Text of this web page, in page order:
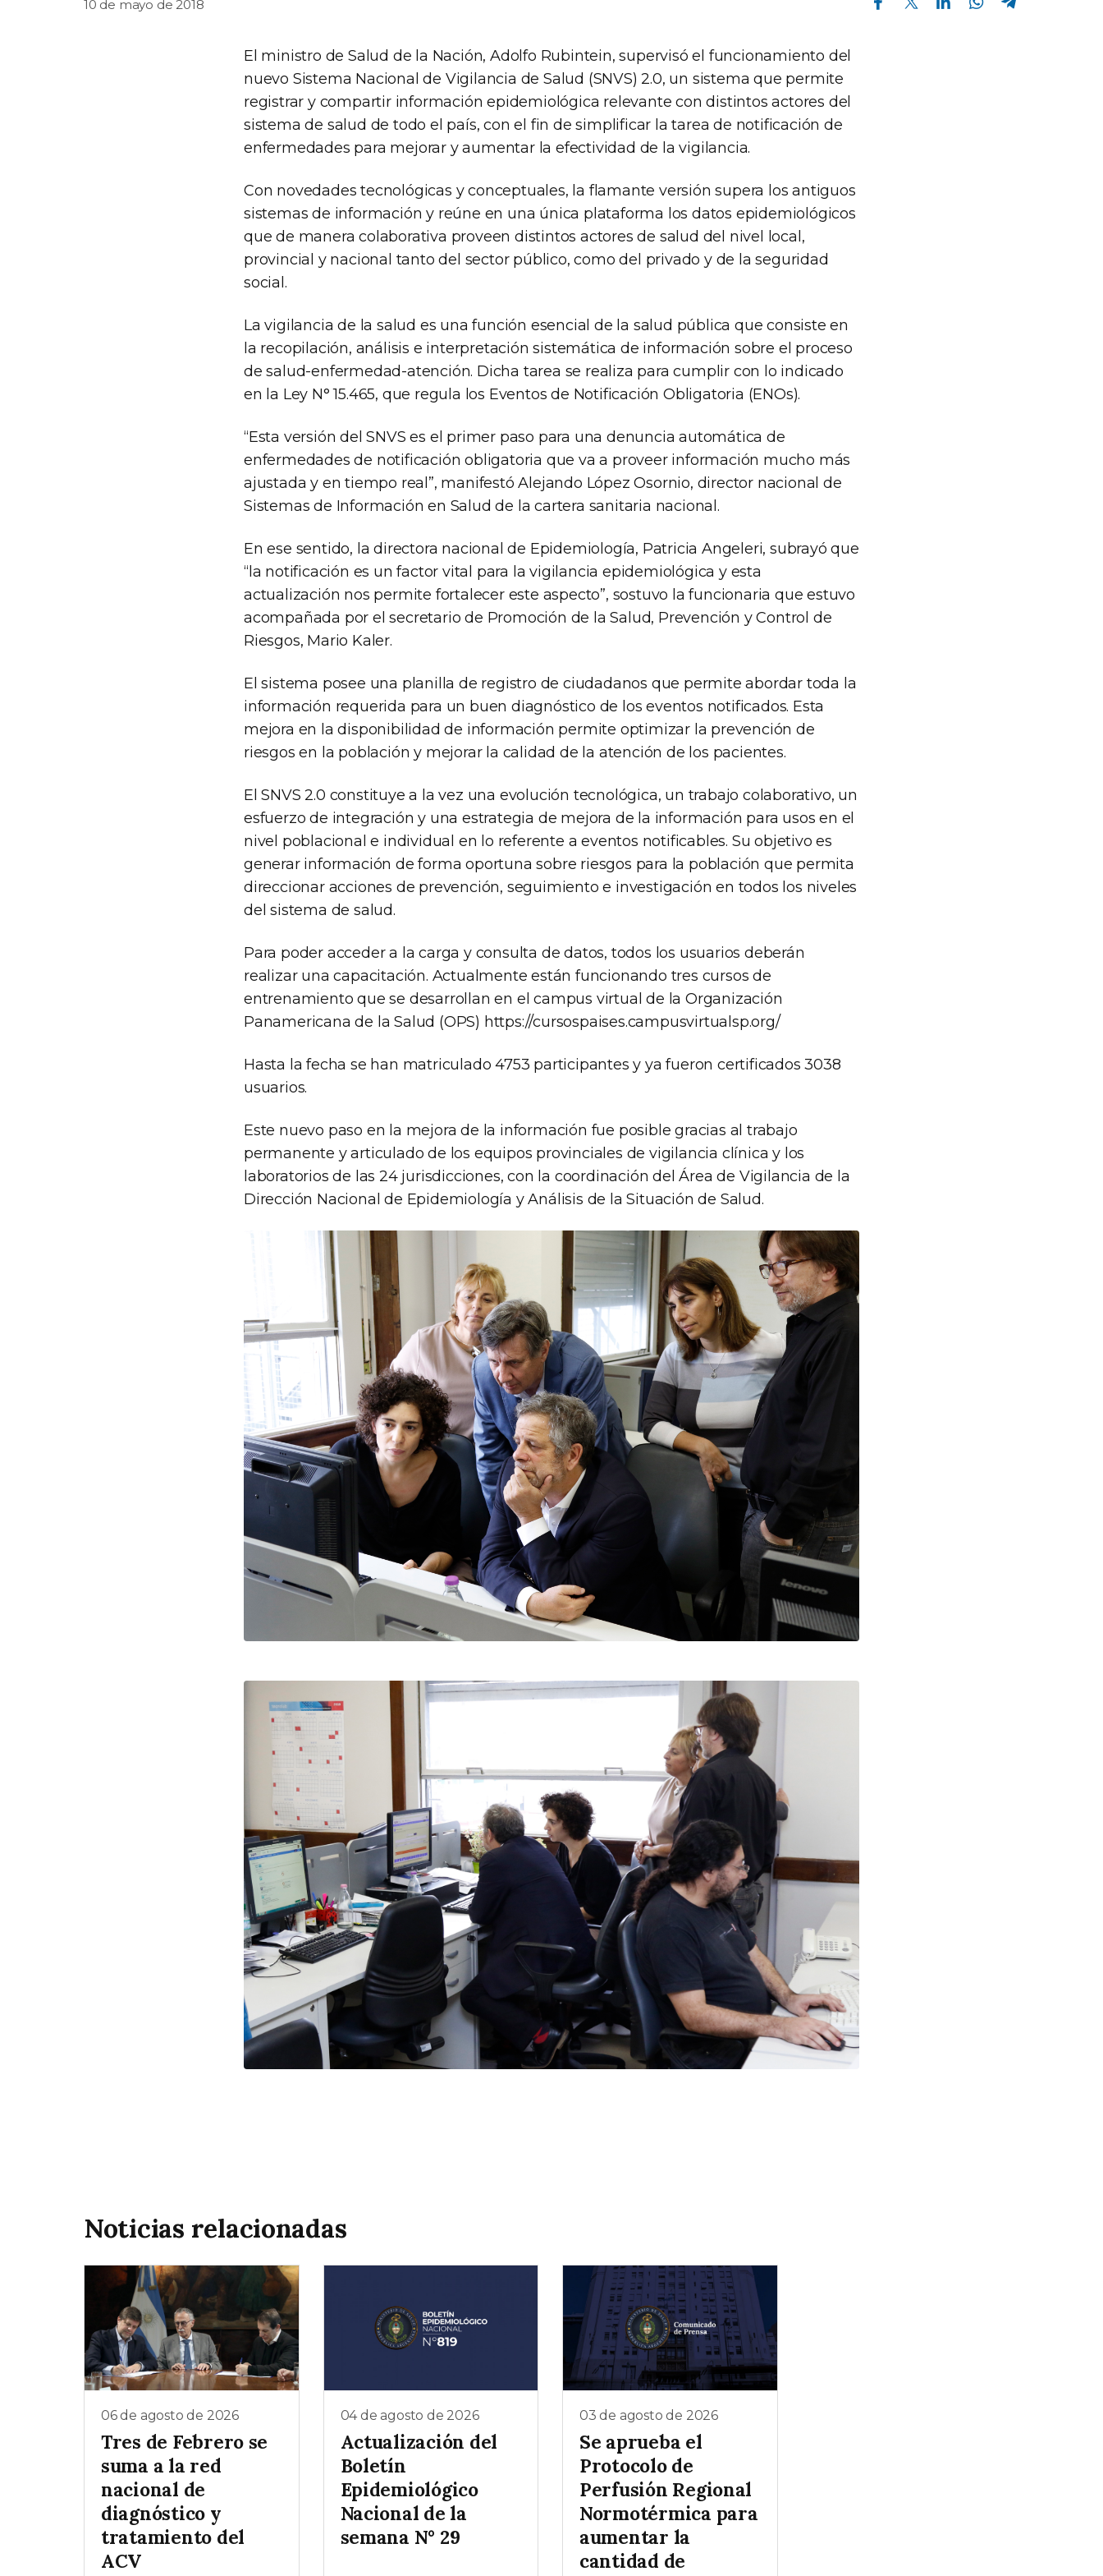
10 de mayo de 2018
El ministro de Salud de la Nación, Adolfo Rubintein, supervisó el funcionamiento del
nuevo Sistema Nacional de Vigilancia de Salud (SNVS) 2.0, un sistema que permite
registrar y compartir información epidemiológica relevante con distintos actores del
sistema de salud de todo el país, con el fin de simplificar la tarea de notificación de
enfermedades para mejorar y aumentar la efectividad de la vigilancia.
Con novedades tecnológicas y conceptuales, la flamante versión supera los antiguos
sistemas de información y reúne en una única plataforma los datos epidemiológicos
que de manera colaborativa proveen distintos actores de salud del nivel local,
provincial y nacional tanto del sector público, como del privado y de la seguridad
social.
La vigilancia de la salud es una función esencial de la salud pública que consiste en
la recopilación, análisis e interpretación sistemática de información sobre el proceso
de salud-enfermedad-atención. Dicha tarea se realiza para cumplir con lo indicado
en la Ley N° 15.465, que regula los Eventos de Notificación Obligatoria (ENOs).
“Esta versión del SNVS es el primer paso para una denuncia automática de
enfermedades de notificación obligatoria que va a proveer información mucho más
ajustada y en tiempo real”, manifestó Alejando López Osornio, director nacional de
Sistemas de Información en Salud de la cartera sanitaria nacional.
En ese sentido, la directora nacional de Epidemiología, Patricia Angeleri, subrayó que
“la notificación es un factor vital para la vigilancia epidemiológica y esta
actualización nos permite fortalecer este aspecto”, sostuvo la funcionaria que estuvo
acompañada por el secretario de Promoción de la Salud, Prevención y Control de
Riesgos, Mario Kaler.
El sistema posee una planilla de registro de ciudadanos que permite abordar toda la
información requerida para un buen diagnóstico de los eventos notificados. Esta
mejora en la disponibilidad de información permite optimizar la prevención de
riesgos en la población y mejorar la calidad de la atención de los pacientes.
El SNVS 2.0 constituye a la vez una evolución tecnológica, un trabajo colaborativo, un
esfuerzo de integración y una estrategia de mejora de la información para usos en el
nivel poblacional e individual en lo referente a eventos notificables. Su objetivo es
generar información de forma oportuna sobre riesgos para la población que permita
direccionar acciones de prevención, seguimiento e investigación en todos los niveles
del sistema de salud.
Para poder acceder a la carga y consulta de datos, todos los usuarios deberán
realizar una capacitación. Actualmente están funcionando tres cursos de
entrenamiento que se desarrollan en el campus virtual de la Organización
Panamericana de la Salud (OPS) https://cursospaises.campusvirtualsp.org/
Hasta la fecha se han matriculado 4753 participantes y ya fueron certificados 3038
usuarios.
Este nuevo paso en la mejora de la información fue posible gracias al trabajo
permanente y articulado de los equipos provinciales de vigilancia clínica y los
laboratorios de las 24 jurisdicciones, con la coordinación del Área de Vigilancia de la
Dirección Nacional de Epidemiología y Análisis de la Situación de Salud.
Noticias relacionadas
06 de agosto de 2026
Tres de Febrero se
suma a la red
nacional de
diagnóstico y
tratamiento del
ACV
04 de agosto de 2026
Actualización del
Boletín
Epidemiológico
Nacional de la
semana N° 29
03 de agosto de 2026
Se aprueba el
Protocolo de
Perfusión Regional
Normotérmica para
aumentar la
cantidad de